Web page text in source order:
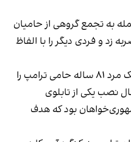
به تجمع گروهی از حامیان
مرد ۷۴ ساله ضربه زد و فردی دیگر را با الفاظ
در ایالت میشیگان هم خودرویی یک مرد ۸۱ ساله حامی ترامپ را
نصب یکی از تابلوی
بود که هدف